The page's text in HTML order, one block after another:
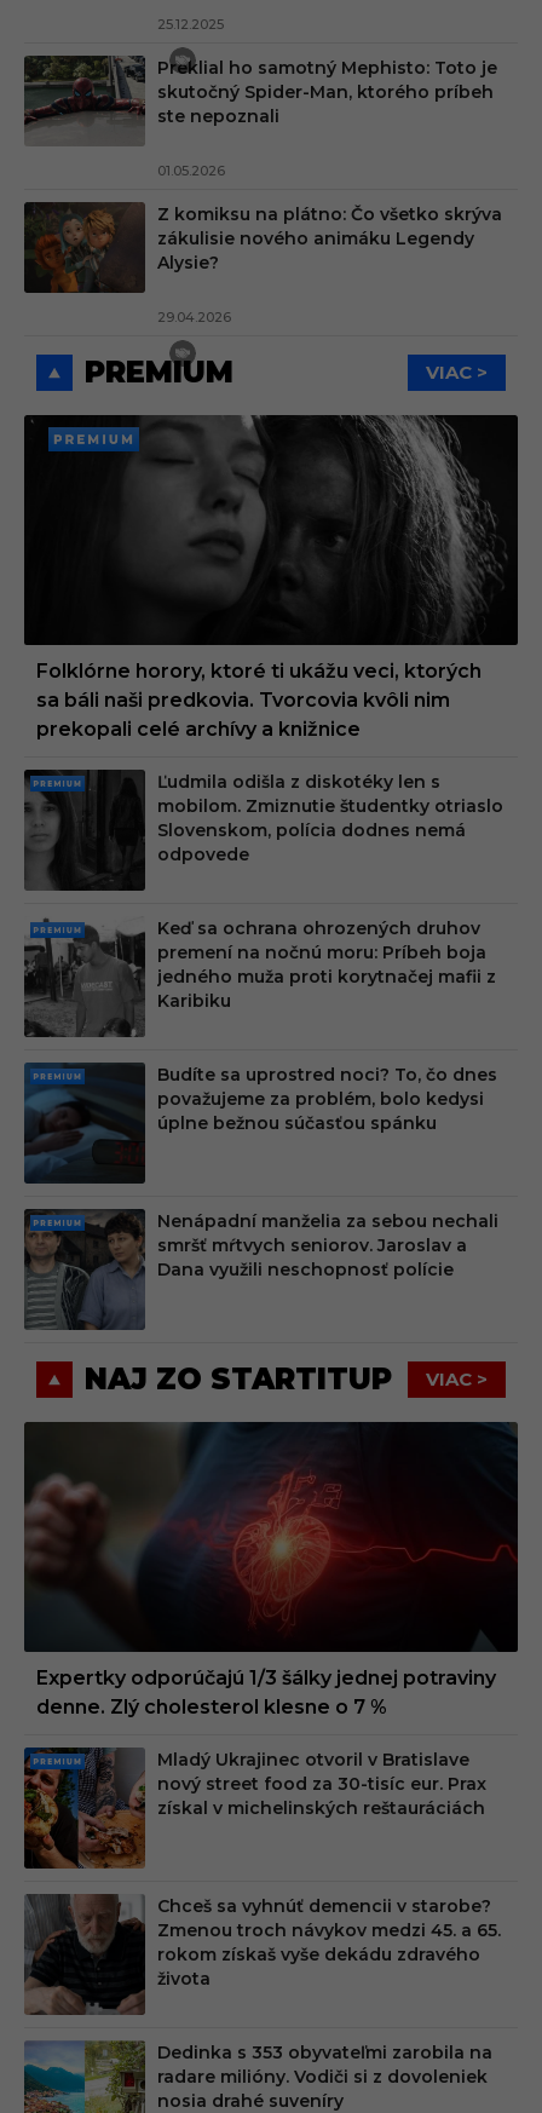
25.12.2025
Preklial ho samotný Mephisto: Toto je
skutočný Spider-Man, ktorého príbeh
ste nepoznali
01.05.2026
Z komiksu na plátno: Čo všetko skrýva
zákulisie nového animáku Legendy
Alysie?
29.04.2026
PREMIUM VIAC >
PREMI
Folklórne horory, ktoré ti ukážu veci, ktorých
sa báli naši predkovia. Tvorcovia kvôli nim
prekopali celé archívy a knižnice
PRE
MIU
M
Ľudmila odišla z diskotéky len s
mobilom. Zmiznutie študentky otriaslo
Slovenskom, polícia dodnes nemá
odpovede
PRE
MIU
M
Keď sa ochrana ohrozených druhov
premení na nočnú moru: Príbeh boja
jedného muža proti korytnačej mafii z
Karibiku
PRE
MIU
M
Budíte sa uprostred noci? To, čo dnes
považujeme za problém, bolo kedysi
úplne bežnou súčasťou spánku
PRE
MIU
M
Nenápadní manželia za sebou nechali
smršť mŕtvych seniorov. Jaroslav a
Dana využili neschopnosť polície
NAJ ZO STARTITUP VIAC >
Expertky odporúčajú 1/3 šálky jednej potraviny
denne. Zlý cholesterol klesne o 7 %
PRE
MIU
M
Mladý Ukrajinec otvoril v Bratislave
nový street food za 30-tisíc eur. Prax
získal v michelinských reštauráciách
Chceš sa vyhnúť demencii v starobe?
Zmenou troch návykov medzi 45. a 65.
rokom získaš vyše dekádu zdravého
života
Dedinka s 353 obyvateľmi zarobila na
radare milióny. Vodiči si z dovoleniek
nosia drahé suveníry